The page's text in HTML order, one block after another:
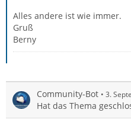
Alles andere ist wie immer.
Gruß
Berny
Community-Bot 3.
Hat das Thema